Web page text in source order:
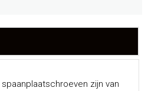
zijn van